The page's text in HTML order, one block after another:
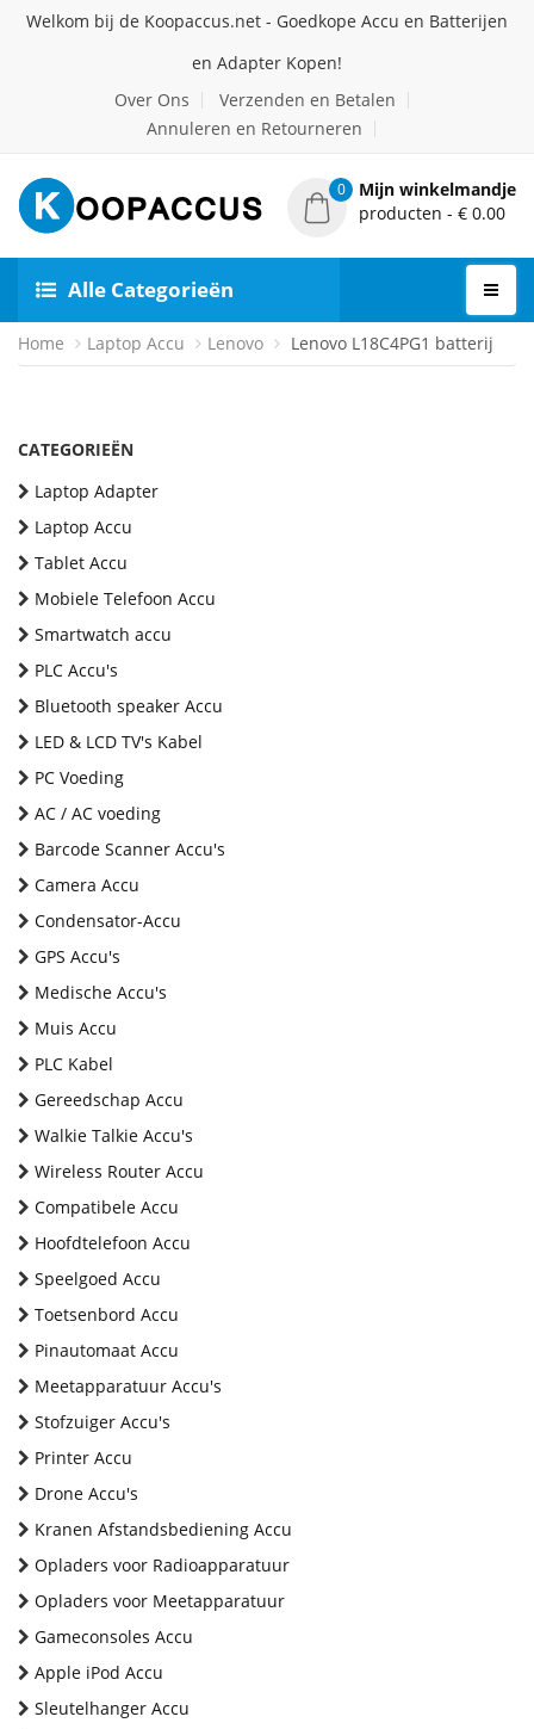
Welkom bij de Koopaccus.net - Goedkope Accu en Batterijen
en Adapter Kopen!
Over Ons
Verzenden en Betalen
Annuleren en Retourneren
0
Mijn winkelmandje
producten - € 0.00
Alle Categorieën
Home Laptop Accu Lenovo Lenovo L18C4PG1 batterij
CATEGORIEËN
Laptop Adapter
Laptop Accu
Tablet Accu
Mobiele Telefoon Accu
Smartwatch accu
PLC Accu's
Bluetooth speaker Accu
LED & LCD TV's Kabel
PC Voeding
AC / AC voeding
Barcode Scanner Accu's
Camera Accu
Condensator-Accu
GPS Accu's
Medische Accu's
Muis Accu
PLC Kabel
Gereedschap Accu
Walkie Talkie Accu's
Wireless Router Accu
Compatibele Accu
Hoofdtelefoon Accu
Speelgoed Accu
Toetsenbord Accu
Pinautomaat Accu
Meetapparatuur Accu's
Stofzuiger Accu's
Printer Accu
Drone Accu's
Kranen Afstandsbediening Accu
Opladers voor Radioapparatuur
Opladers voor Meetapparatuur
Gameconsoles Accu
Apple iPod Accu
Sleutelhanger Accu